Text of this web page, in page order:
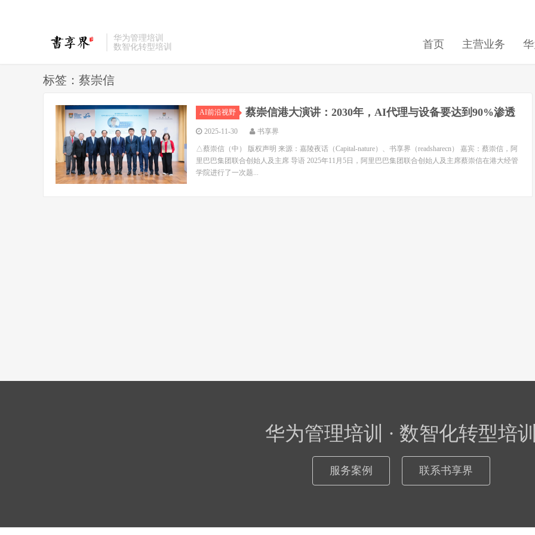
华为管理培训
数智化转型培训
首页 主营业务
标签：蔡崇信
AI前沿视野 蔡崇信港大演讲：2030年，AI代理与设备要达到90%渗透
2025-11-30 书享界
△蔡崇信（中） 版权声明 来源：嘉陵夜话（Capital-nature）、书享界（readsharecn） 嘉宾：蔡崇信，阿
里巴巴集团联合创始人及主席 导语 2025年11月5日，阿里巴巴集团联合创始人及主席蔡崇信在港大经管
学院进行了一次题...
华为管理培训 · 数智化转型培
服务案例 联系书享界